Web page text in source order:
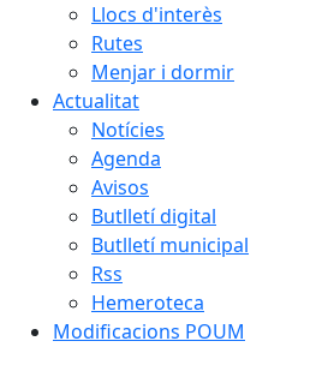
Llocs d'interès
Rutes
Menjar i dormir
Actualitat
Notícies
Agenda
Avisos
Butlletí digital
Butlletí municipal
Rss
Hemeroteca
Modificacions POUM